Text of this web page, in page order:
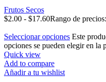
Frutos Secos
$2.00 - $17.60Rango de
Seleccionar opciones Este
opciones se pueden elegir en la
Quick view
Add to compare
Añadir a tu wishlist